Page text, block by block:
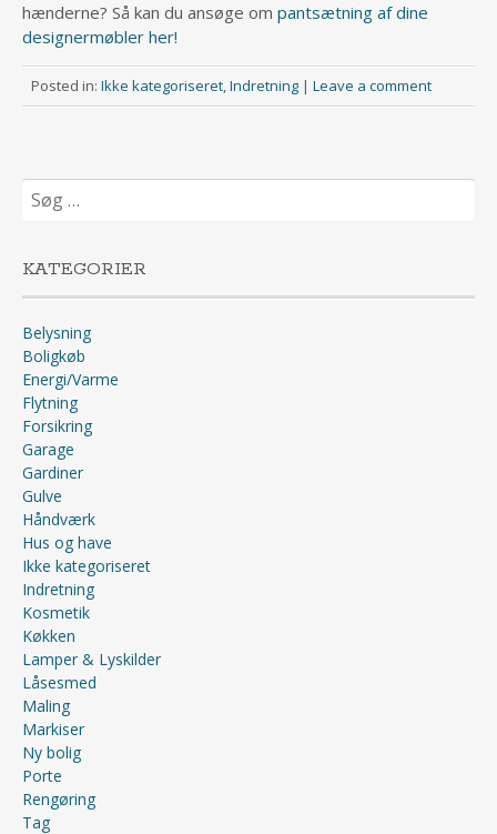
hænderne? Så kan du ansøge om pantsætning af dine
designermøbler her!
Posted in: Ikke kategoriseret,Indretning | Leave a comment
Søg
efter:
KATEGORIER
Belysning
Boligkøb
Energi/Varme
Flytning
Forsikring
Garage
Gardiner
Gulve
Håndværk
Hus og have
Ikke kategoriseret
Indretning
Kosmetik
Køkken
Lamper & Lyskilder
Låsesmed
Maling
Markiser
Ny bolig
Porte
Rengøring
Tag